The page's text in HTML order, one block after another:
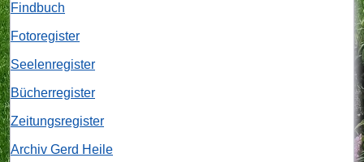
Findbuch
Fotoregister
Seelenregister
Bücherregister
Zeitungsregister
Archiv Gerd Heile